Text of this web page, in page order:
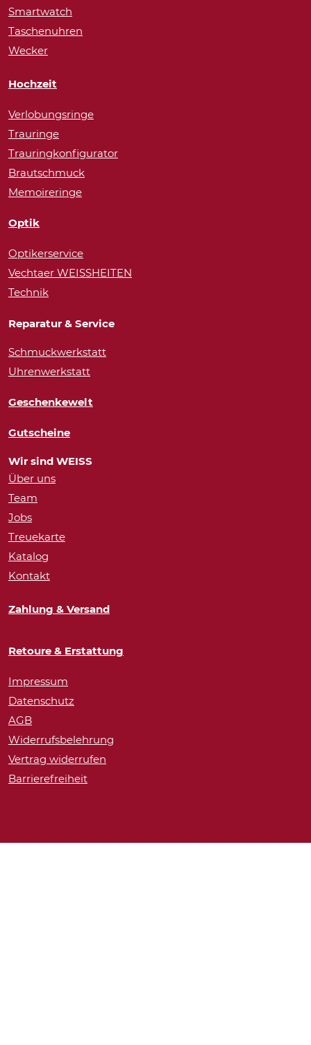
Smartwatch
Taschenuhren
Wecker
Hochzeit
Verlobungsringe
Trauringe
Trauringkonfigurator
Brautschmuck
Memoireringe
Optik
Optikerservice
Vechtaer WEISSHEITEN
Technik
Reparatur & Service
Schmuckwerkstatt
Uhrenwerkstatt
Geschenkewelt
Gutscheine
Wir sind WEISS
Über uns
Team
Jobs
Treuekarte
Katalog
Kontakt
Zahlung & Versand
Retoure & Erstattung
Impressum
Datenschutz
AGB
Widerrufsbelehrung
Vertrag widerrufen
Barrierefreiheit